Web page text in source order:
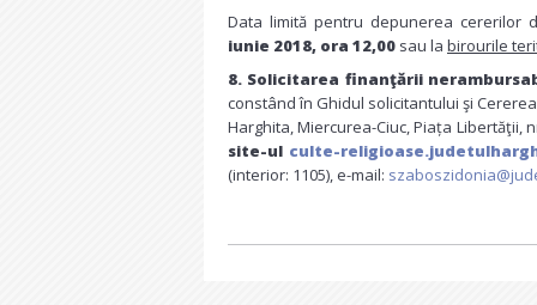
Data limită pentru depunerea
iunie 2018, ora 12,00 sau la birourile
8. Solicitarea finanţării
constând în Ghidul solicitantului şi
Harghita, Miercurea-Ciuc, Piața Libertăţii,
site-ul culte-
(interior: 1105), e-mail: